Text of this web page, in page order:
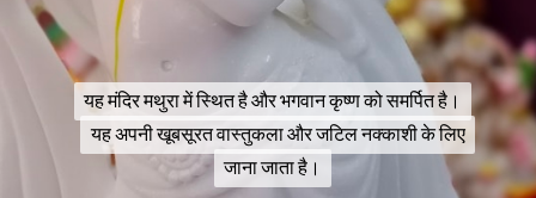
यह मंदिर मथुरा में स्थित है और भगवान कृष्ण को समर्पित है।
यह अपनी खूबसूरत वास्तुकला और जटिल नक्काशी के लिए
जाना जाता है।
यह मंदिर मथुरा में स्थित है और भगवान कृष्ण को समर्पित है।
यह अपनी खूबसूरत वास्तुकला और जटिल नक्काशी के लिए
जाना जाता है।